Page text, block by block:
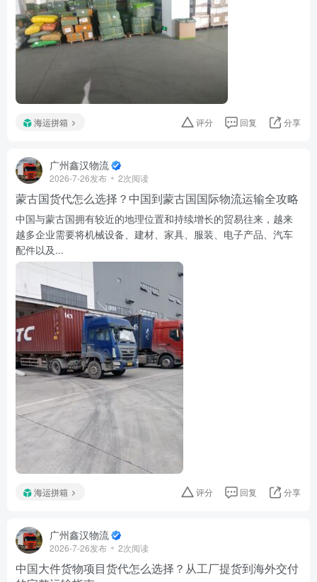
海运拼箱 评分 回复 分享
广州鑫汉物流
2026-7-26发布 2次阅读
蒙古国货代怎么选择？中国到蒙古国国际物流运输全攻略
中国与蒙古国拥有较近的地理位置和持续增长的贸易往来，越来
越多企业需要将机械设备、建材、家具、服装、电子产品、汽车
配件以及...
海运拼箱 评分 回复 分享
广州鑫汉物流
2026-7-26发布 2次阅读
中国大件货物项目货代怎么选择？从工厂提货到海外交付